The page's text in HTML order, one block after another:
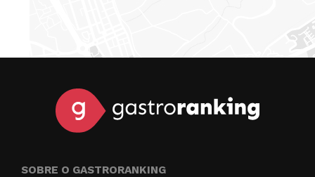
SOBRE O GASTRORANKING